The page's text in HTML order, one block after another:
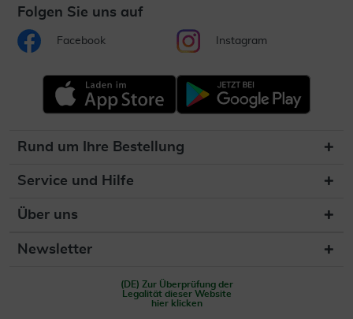
Folgen Sie uns auf
Facebook Instagram
Rund um Ihre Bestellung
Service und Hilfe
Über uns
Newsletter
(DE) Zur Überprüfung der
Legalität dieser Website
hier klicken